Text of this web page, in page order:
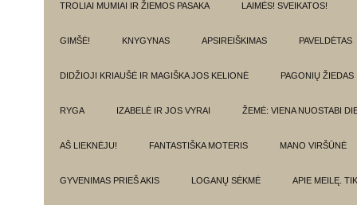
TROLIAI MUMIAI IR ŽIEMOS PASAKA LAIMĖS! SVEIKATOS!
GIMŠĖ! KNYGYNAS APSIREIŠKIMAS PAVELDĖTAS
DIDŽIOJI KRIAUŠĖ IR MAGIŠKA JOS KELIONĖ PAGONIŲ ŽIEDAS
RYGA IZABELĖ IR JOS VYRAI ŽEMĖ: VIENA NUOSTABI
AŠ LIEKNĖJU! FANTASTIŠKA MOTERIS MANO VIRŠŪNĖ
GYVENIMAS PRIEŠ AKIS LOGANŲ SĖKMĖ APIE MEILĘ.